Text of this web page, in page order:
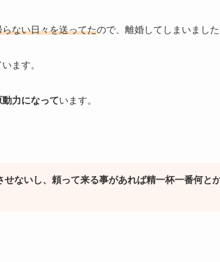
ない日々を送ってたので、離婚してしまいました
ます。
力になっています。
せないし、頼って来る事があれば精一杯一番何と